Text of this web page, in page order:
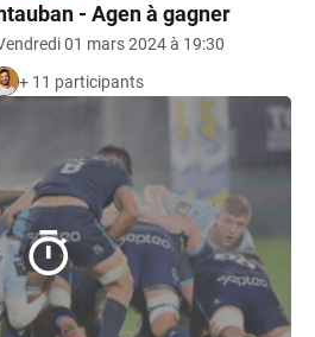
- Agen à gagner
01 mars 2024 à 19:30
+ 11 participants